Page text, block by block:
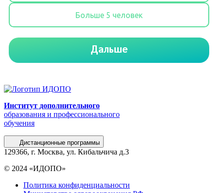
Институт дополнительного
образования и профессионального
обучения
Дистанционные программы
129366, г. Москва, ул. Кибальчича д.3
© 2024 «ИДОПО»
Политика конфиденциальности